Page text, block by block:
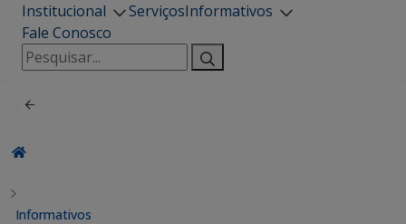
Institucional ServiçosInformativos
Fale Conosco
Pesquisar
por:
Informativos